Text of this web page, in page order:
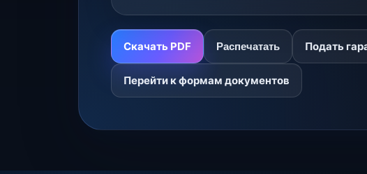
Скачать PDF Распечатать Подать
Перейти к формам документов